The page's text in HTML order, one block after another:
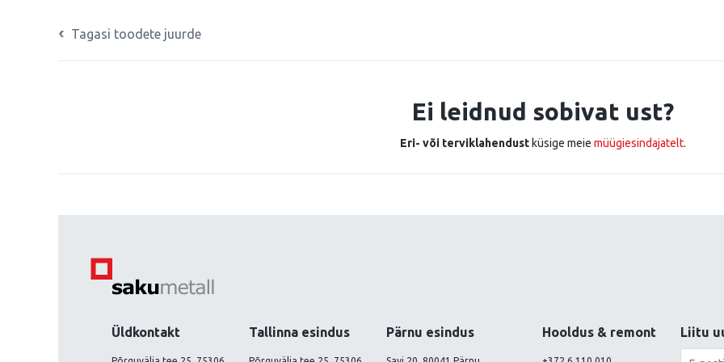
Tagasi toodete juurde
Ei leidnud sobivat ust?
Eri- või terviklahendust küsige meie müügiesindajatelt.
Üldkontakt Tallinna esindus Pärnu esindus Hooldus & remont Liitu